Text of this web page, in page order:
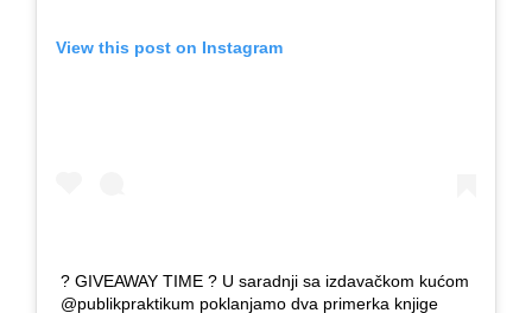
View this post on Instagram
? GIVEAWAY TIME ? U saradnji sa izdavačkom kućom
@publikpraktikum poklanjamo dva primerka knjige